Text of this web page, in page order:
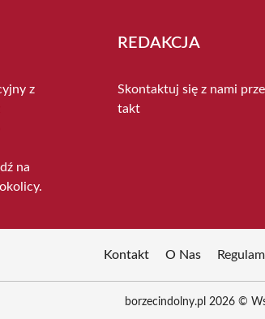
z
na
REDAKCJA
Skontaktuj się z nami
takt
Kontakt O Nas
borzecindolny.pl 2026 ©